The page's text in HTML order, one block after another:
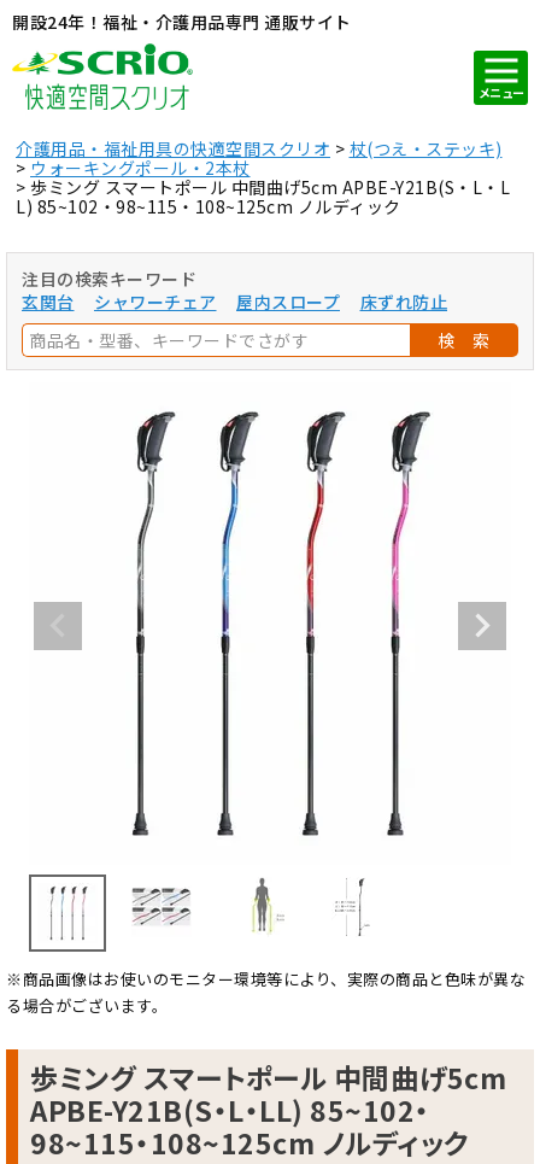
開設24年！福祉・介護用品専門 通販サイト
メニュー
介護用品・福祉用具の快適空間スクリオ
杖(つえ・ステッキ)
ウォーキングポール・2本杖
歩ミング スマートポール 中間曲げ5cm APBE-Y21B(S・L・L
L) 85~102・98~115・108~125cm ノルディック
注目の検索キーワード
玄関台
シャワーチェア 屋内スロープ
床ずれ防止
検 索
※商品画像はお使いのモニター環境等により、実際の商品と色味が異な
る場合がございます。
歩ミング スマートポール 中間曲げ5cm
APBE-Y21B(S・L・LL) 85~102・
98~115・108~125cm ノルディック